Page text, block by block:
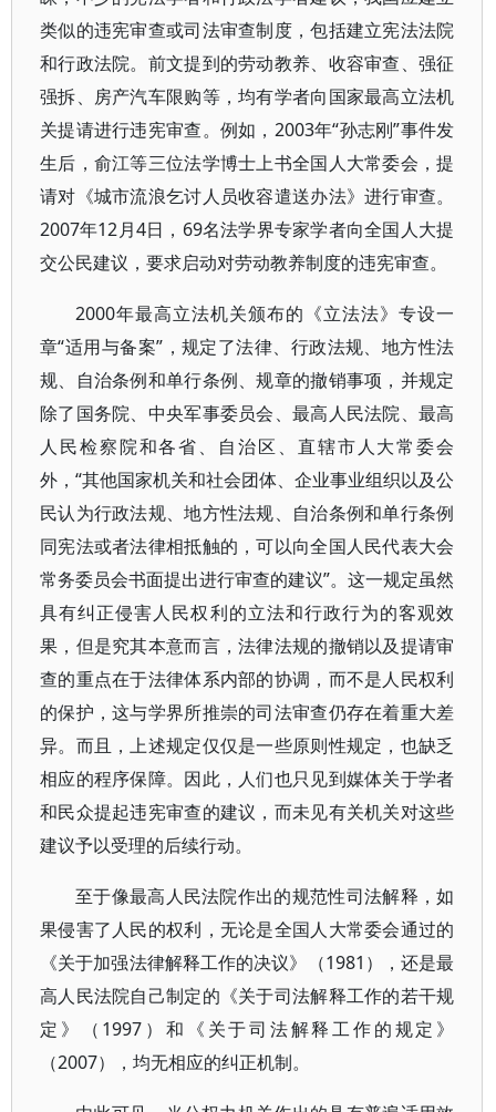
类似的违宪审查或司法审查制度，包括建立宪法法院
和行政法院。前文提到的劳动教养、收容审查、强征
强拆、房产汽车限购等，均有学者向国家最高立法机
关提请进行违宪审查。例如，2003年“孙志刚”事件发
生后，俞江等三位法学博士上书全国人大常委会，提
请对《城市流浪乞讨人员收容遣送办法》进行审查。
2007年12月4日，69名法学界专家学者向全国人大提
交公民建议，要求启动对劳动教养制度的违宪审查。
2000年最高立法机关颁布的《立法法》专设一
章“适用与备案”，规定了法律、行政法规、地方性法
规、自治条例和单行条例、规章的撤销事项，并规定
除了国务院、中央军事委员会、最高人民法院、最高
人民检察院和各省、自治区、直辖市人大常委会
外，“其他国家机关和社会团体、企业事业组织以及公
民认为行政法规、地方性法规、自治条例和单行条例
同宪法或者法律相抵触的，可以向全国人民代表大会
常务委员会书面提出进行审查的建议”。这一规定虽然
具有纠正侵害人民权利的立法和行政行为的客观效
果，但是究其本意而言，法律法规的撤销以及提请审
查的重点在于法律体系内部的协调，而不是人民权利
的保护，这与学界所推崇的司法审查仍存在着重大差
异。而且，上述规定仅仅是一些原则性规定，也缺乏
相应的程序保障。因此，人们也只见到媒体关于学者
和民众提起违宪审查的建议，而未见有关机关对这些
建议予以受理的后续行动。
至于像最高人民法院作出的规范性司法解释，如
果侵害了人民的权利，无论是全国人大常委会通过的
《关于加强法律解释工作的决议》（1981），还是最
高人民法院自己制定的《关于司法解释工作的若干规
定》（1997）和《关于司法解释工作的规定》
（2007），均无相应的纠正机制。